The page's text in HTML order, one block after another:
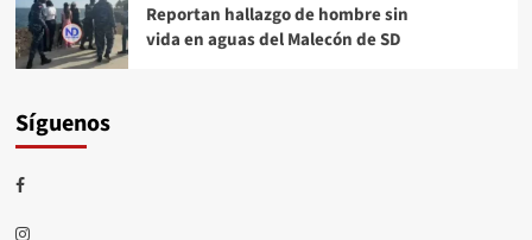
Reportan hallazgo de hombre sin
vida en aguas del Malecón de SD
Síguenos